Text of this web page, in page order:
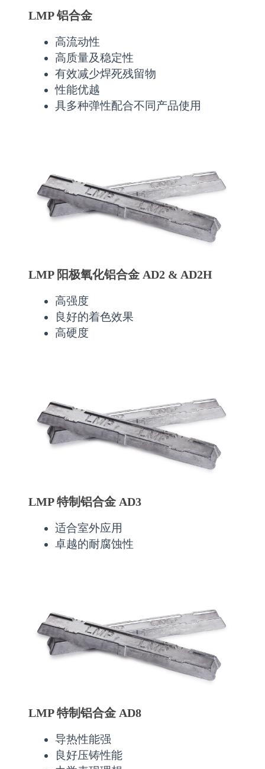
LMP 铝合金
高流动性
高质量及稳定性
有效减少焊死残留物
性能优越
具多种弹性配合不同产品使用
LMP 阳极氧化铝合金 AD2 & AD2H
高强度
良好的着色效果
高硬度
LMP 特制铝合金 AD3
适合室外应用
卓越的耐腐蚀性
LMP 特制铝合金 AD8
导热性能强
良好压铸性能